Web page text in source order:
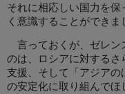
それに相応しい国力を
く意識することができま
言っておくが、ゼレン
のは、ロシアに対する
支援、そして「アジアの
の安定化に取り組んで